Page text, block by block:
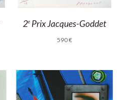
2ePrix Jacques-Goddet
590€